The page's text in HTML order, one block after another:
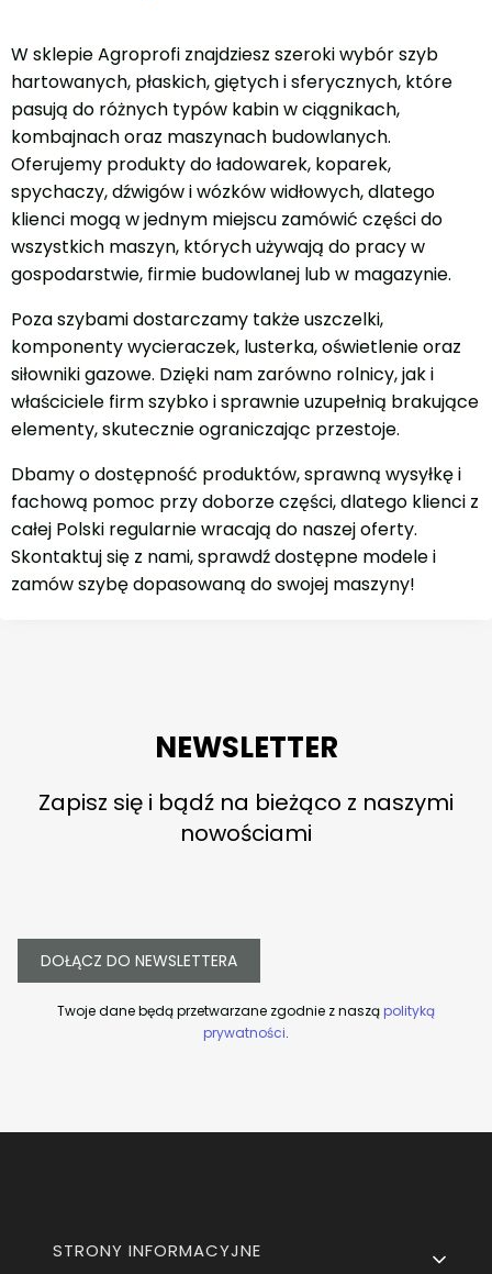
W sklepie Agroprofi znajdziesz szeroki wybór szyb
hartowanych, płaskich, giętych i sferycznych, które
pasują do różnych typów kabin w ciągnikach,
kombajnach oraz maszynach budowlanych.
Oferujemy produkty do ładowarek, koparek,
spychaczy, dźwigów i wózków widłowych, dlatego
klienci mogą w jednym miejscu zamówić części do
wszystkich maszyn, których używają do pracy w
gospodarstwie, firmie budowlanej lub w magazynie.
Poza szybami dostarczamy także uszczelki,
komponenty wycieraczek, lusterka, oświetlenie oraz
siłowniki gazowe. Dzięki nam zarówno rolnicy, jak i
właściciele firm szybko i sprawnie uzupełnią brakujące
elementy, skutecznie ograniczając przestoje.
Dbamy o dostępność produktów, sprawną wysyłkę i
fachową pomoc przy doborze części, dlatego klienci z
całej Polski regularnie wracają do naszej oferty.
Skontaktuj się z nami, sprawdź dostępne modele i
zamów szybę dopasowaną do swojej maszyny!
NEWSLETTER
Zapisz się i bądź na bieżąco z naszymi
nowościami
DOŁĄCZ DO NEWSLETTERA
Twoje dane będą przetwarzane zgodnie z nasząpolityką
prywatności.
Linki w stopce
STRONY INFORMACYJNE